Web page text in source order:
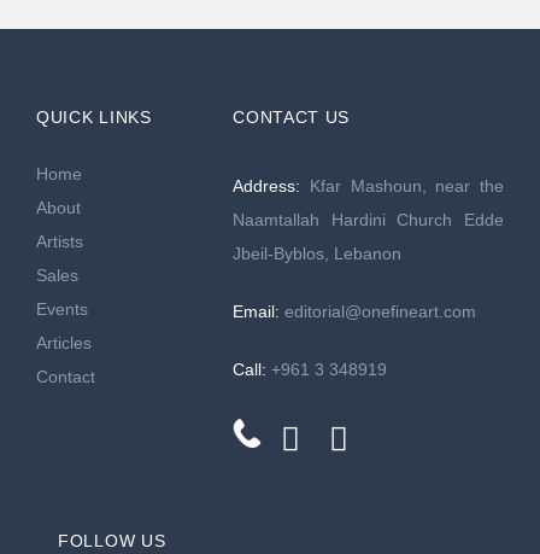
QUICK LINKS
Home
About
Artists
Sales
Events
Articles
Contact
CONTACT US
Address: Kfar Mashoun, near the
Naamtallah Hardini Church Edde
Jbeil-Byblos, Lebanon
Email:editorial@onefineart.com
Call:+961 3 348919
FOLLOW US